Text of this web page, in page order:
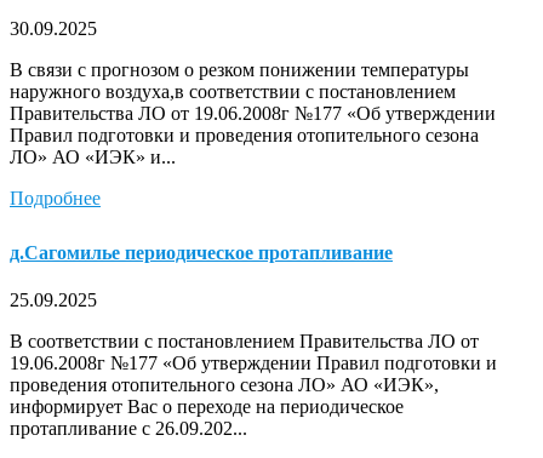
30.09.2025
В связи с прогнозом о резком понижении температуры
наружного воздуха,в соответствии с постановлением
Правительства ЛО от 19.06.2008г №177 «Об утверждении
Правил подготовки и проведения отопительного сезона
ЛО» АО «ИЭК» и...
Подробнее
д.Сагомилье периодическое протапливание
25.09.2025
В соответствии с постановлением Правительства ЛО от
19.06.2008г №177 «Об утверждении Правил подготовки и
проведения отопительного сезона ЛО» АО «ИЭК»,
информирует Вас о переходе на периодическое
протапливание с 26.09.202...